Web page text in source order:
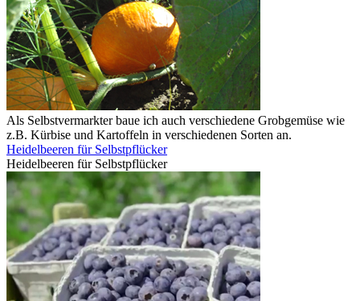
Als Selbstvermarkter baue ich auch verschiedene Grobgemüse wie
z.B. Kürbise und Kartoffeln in verschiedenen Sorten an.
Heidelbeeren für Selbstpflücker
Heidelbeeren für Selbstpflücker